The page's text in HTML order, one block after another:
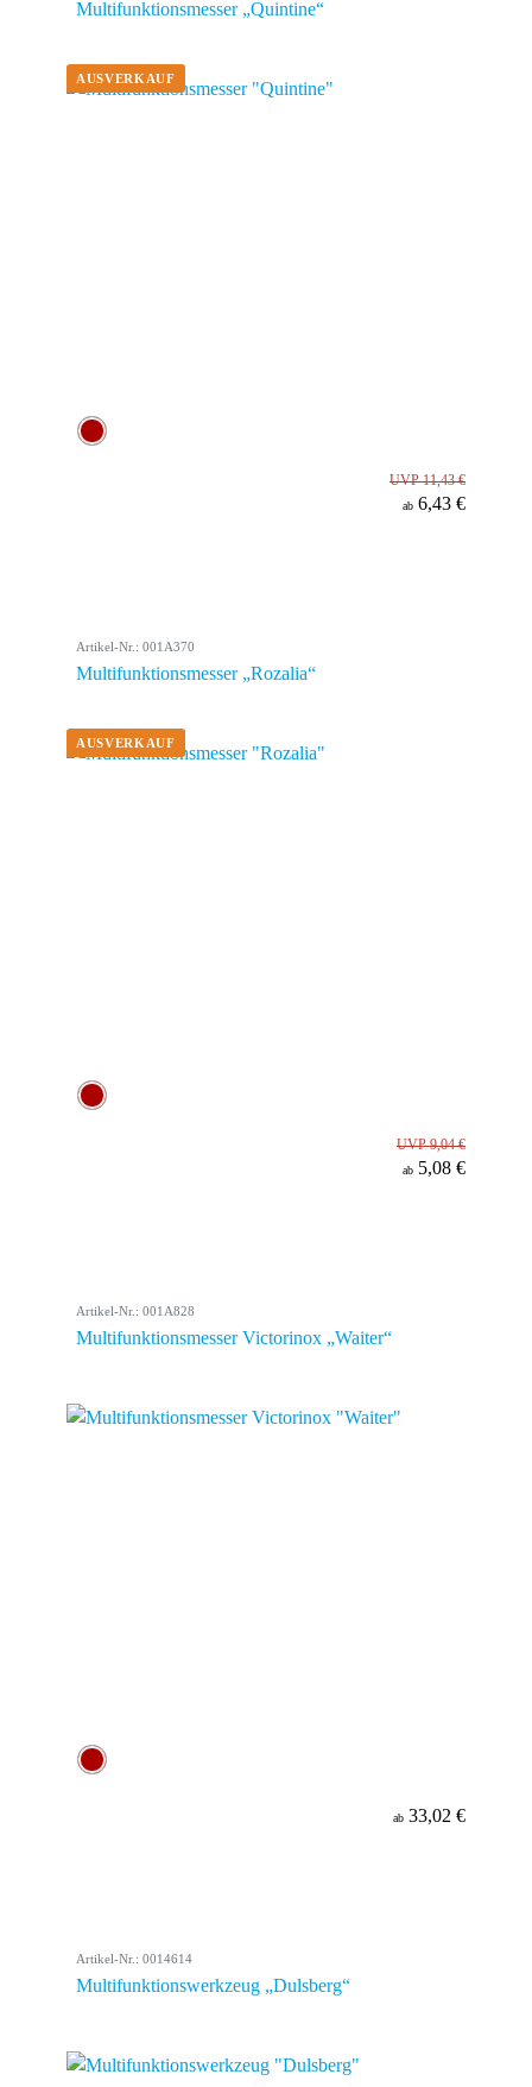
Multifunktionsmesser „Quintine“
UVP 11,43 €
ab 6,43 €
Artikel-Nr.: 001A370
Multifunktionsmesser „Rozalia“
UVP 9,04 €
ab 5,08 €
Artikel-Nr.: 001A828
Multifunktionsmesser Victorinox „Waiter“
ab 33,02 €
Artikel-Nr.: 0014614
Multifunktionswerkzeug „Dulsberg“